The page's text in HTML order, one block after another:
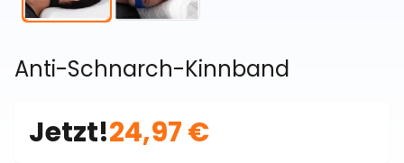
Anti-Schnarch-Kinnband
Jetzt!24,97 €